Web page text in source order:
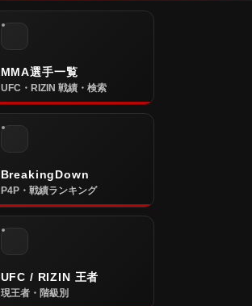
MMA選手一覧
UFC・RIZIN 戦績・検索
BreakingDown
P4P・戦績ランキング
UFC / RIZIN 王者
現王者・階級別